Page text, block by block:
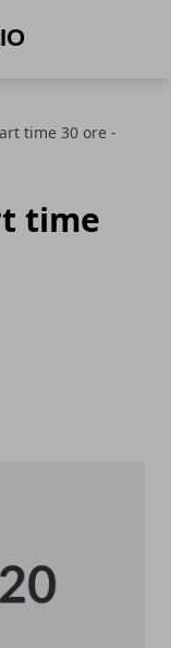
time 30 ore -
time